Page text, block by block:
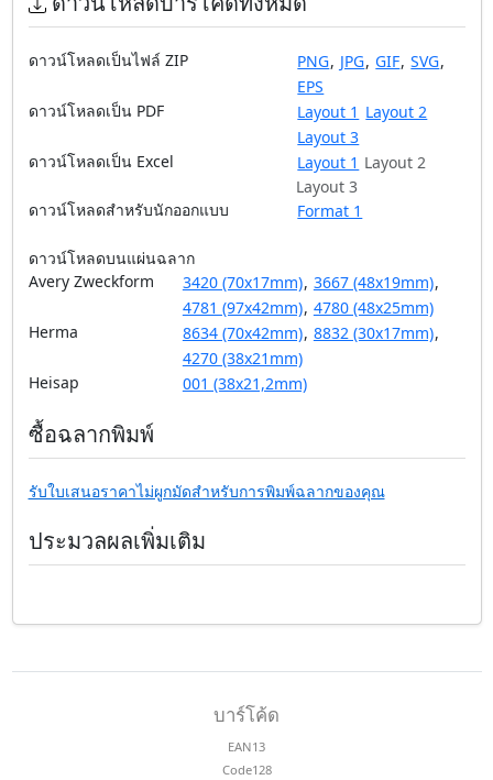
ดาวน์โหลดเป็นไฟล์ ZIP PNG, JPG, GIF, SVG,
EPS
ดาวน์โหลดเป็น PDF
Layout 1 Layout 2
Layout 3
ดาวน์โหลดเป็น Excel
Layout 1 Layout 2
Layout 3
ดาวน์โหลดสำหรับนักออกแบบ
Format 1
ดาวน์โหลดบนแผ่นฉลาก
Avery Zweckform
3420 (70x17mm), 3667 (48x19mm),
4781 (97x42mm), 4780 (48x25mm)
Herma
8634 (70x42mm), 8832 (30x17mm),
4270 (38x21mm)
Heisap
001 (38x21,2mm)
ซื้อฉลากพิมพ์
รับใบเสนอราคาไม่ผูกมัดสำหรับการพิมพ์ฉลากของคุณ
ประมวลผลเพิ่มเติม
บาร์โค้ด
EAN13
Code128